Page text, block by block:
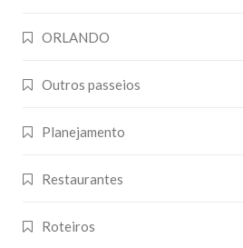
ORLANDO
Outros passeios
Planejamento
Restaurantes
Roteiros